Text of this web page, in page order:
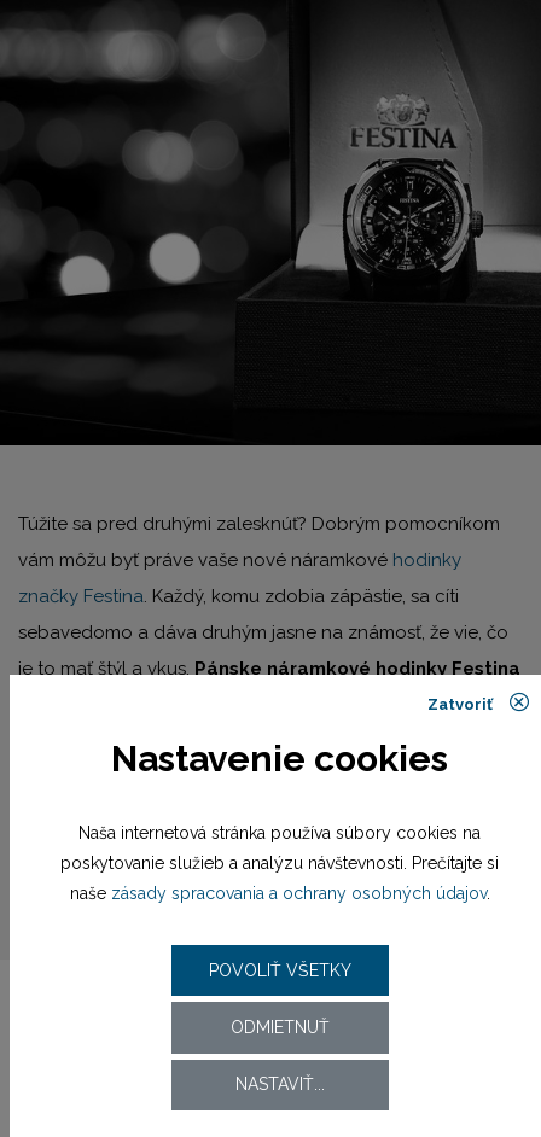
Túžite sa pred druhými zalesknúť? Dobrým pomocníkom
vám môžu byť práve vaše nové náramkové hodinky
značky Festina. Každý, komu zdobia zápästie, sa cíti
sebavedomo a dáva druhým jasne na známosť, že vie, čo
je to mať štýl a vkus. Pánske náramkové hodinky Festina
sa maximálne prispôsobia vašej osobnosti. Na výber máte
z rozmanitých farebných a materiálových prevedení
náramkov i číselníkov. Stavíte na jednoduchosť
číselníkom s chronografom? Pánske náramkové hodinky
Festina sa stanú významnou súčasťou každej šperkovnice
Zatvoriť
Nastavenie cookies
Naša internetová stránka používa súbory cookies na
poskytovanie služieb a analýzu návštevnosti. Prečítajte si
naše zásady spracovania a ochrany osobných údajov.
POVOLIŤ VŠETKY
ODMIETNUŤ
NASTAVIŤ...